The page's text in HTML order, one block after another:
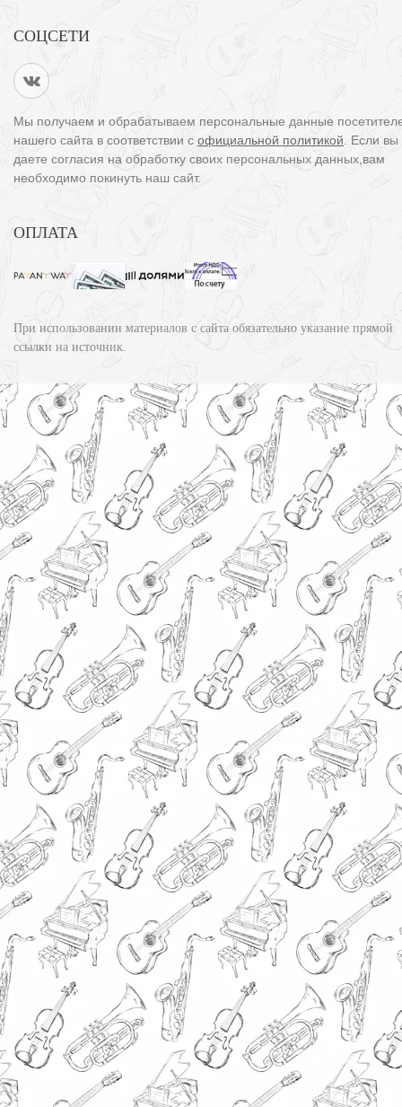
СОЦСЕТИ
Мы получаем и обрабатываем персональные данные
нашего сайта в соответствии с официальной политикой . Если
даете согласия на обработку своих персональных данных,вам
необходимо покинуть наш сайт.
ОПЛАТА
При использовании материалов с сайта обязательно указание прямой
ссылки на источник.